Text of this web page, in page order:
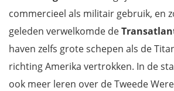
commercieel als militair gebruik, en
geleden verwelkomde de
haven zelfs grote schepen als de
richting Amerika vertrokken. In de
ook meer leren over de Tweede